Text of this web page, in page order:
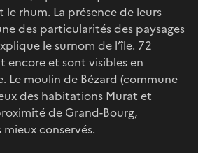
rhum. La présence de leurs
des particularités des paysages
le surnom de l’île. 72
encore et sont visibles en
Le moulin de Bézard (commune
des habitations Murat et
de Grand-Bourg,
conservés.